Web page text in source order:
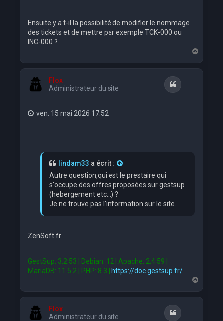
Ensuite y a t-il la possibilité de modifier le nommage
des tickets et de mettre par exemple TCK-000 ou
INC-000 ?
a
u
Flox
Administrateur du site
Citation
ven. 15 mai 2026 17:52
lindam33 a écrit :
Autre question,qui est le prestaire qui
s'occupe des offres proposées sur gestsup
(hebergement etc...) ?
Je ne trouve pas l'information sur le site.
ZenSoft.fr
GestSup: 3.2.53 | Debian: 12 | Apache: 2.4.59 |
MariaDB: 11.5.2 | PHP: 8.3 |
https://doc.gestsup.fr/
a
Flox
Administrateur du site
Citation